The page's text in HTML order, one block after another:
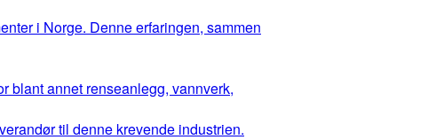
i Norge. Denne erfaringen, sammen
blant annet renseanlegg, vannverk,
til denne krevende industrien.